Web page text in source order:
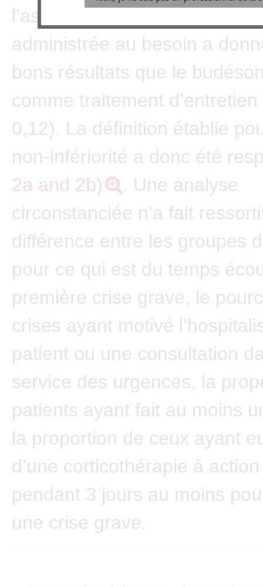
l’association budésonide-
administrée au besoin a
bons résultats que le
comme traitement
0,12). La définition établie
non-infériorité a donc été
2a and 2b)
. Une analyse
circonstanciée n’a fait
différence entre les groupes
pour ce qui est du temps
première crise grave, le
crises ayant motivé
patient ou une consultation
service des urgences, la
patients ayant fait au moins
la proportion de ceux ayant
d’une corticothérapie à
pendant 3 jours au moins
une crise grave.